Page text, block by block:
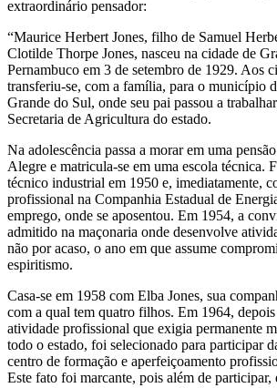
extraordinário pensador:
“Maurice Herbert Jones, filho de Samuel
Clotilde Thorpe Jones, nasceu na cidade de
Pernambuco em 3 de setembro de 1929. Aos
transferiu-se, com a família, para o município
Grande do Sul, onde seu pai passou a
Secretaria de Agricultura do estado.
Na adolescência passa a morar em uma
Alegre e matricula-se em uma escola técnica.
técnico industrial em 1950 e, imediatamente,
profissional na Companhia Estadual de
emprego, onde se aposentou. Em 1954, a
admitido na maçonaria onde desenvolve
não por acaso, o ano em que assume
espiritismo.
Casa-se em 1958 com Elba Jones, sua
com a qual tem quatro filhos. Em 1964,
atividade profissional que exigia permanente
todo o estado, foi selecionado para participar
centro de formação e aperfeiçoamento
Este fato foi marcante, pois além de participar,